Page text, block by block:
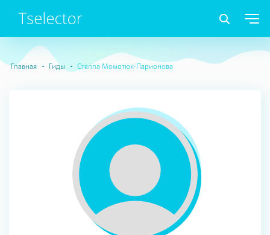
Главная Гиды Стелла Момотюк-Ларионова